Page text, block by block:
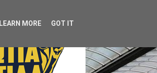
LEARN MORE GOT IT